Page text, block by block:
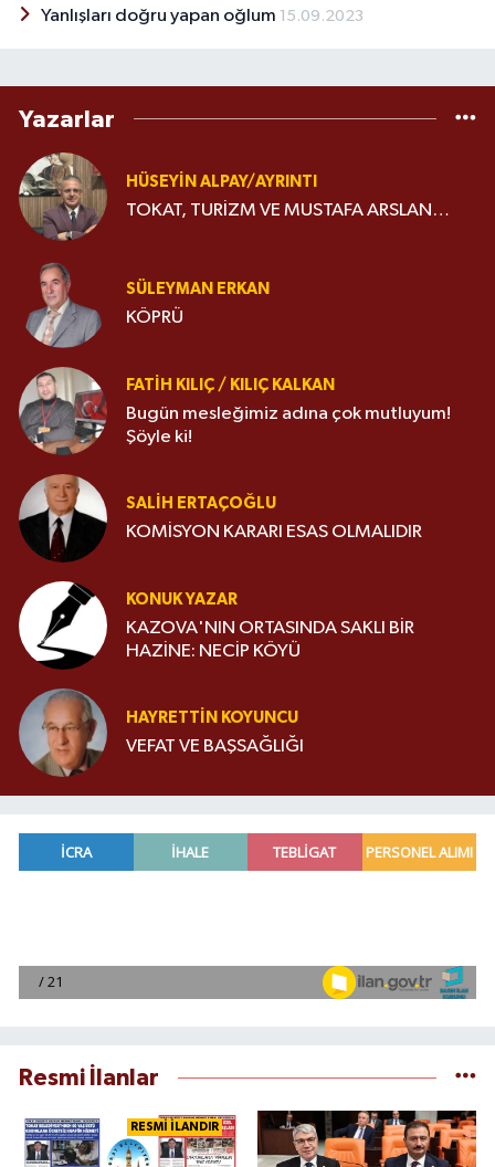
Yanlışları doğru yapan oğlum 15.09.2023
Yazarlar
HÜSEYIN ALPAY/AYRINTI
TOKAT, TURİZM VE MUSTAFA ARSLAN…
SÜLEYMAN ERKAN
KÖPRÜ
FATIH KILIÇ / KILIÇ KALKAN
Bugün mesleğimiz adına çok mutluyum!
Şöyle ki!
SALIH ERTAÇOĞLU
KOMİSYON KARARI ESAS OLMALIDIR
KONUK YAZAR
KAZOVA'NIN ORTASINDA SAKLI BİR
HAZİNE: NECİP KÖYÜ
HAYRETTIN KOYUNCU
VEFAT VE BAŞSAĞLIĞI
Resmi İlanlar
RESMİ İLANDIR